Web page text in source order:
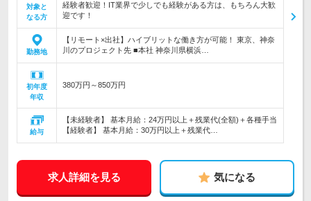
対象と
なる方
経験者歓迎！IT業界で少しでも経験がある方は、もちろん大歓
迎です！
勤務地
【リモート×出社】ハイブリットな働き方が可能！ 東京、神奈
川のプロジェクト先 ■本社 神奈川県横浜…
初年度
年収
380万円～850万円
給与
【未経験者】 基本月給：24万円以上＋残業代(全額)＋各種手当
【経験者】 基本月給：30万円以上＋残業代…
求人詳細を見る 気になる